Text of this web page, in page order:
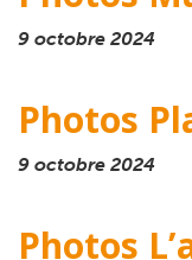
9 octobre 2024
Photos
9 octobre 2024
Photos